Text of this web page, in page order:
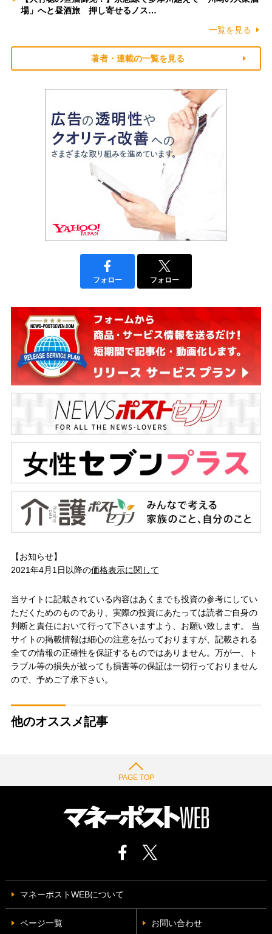
場」へと昼酒旅 押し寄せるノス…
一覧を見る
著者・連載の一覧を見る
フォロー フォロー
【お知らせ】
2021年4月1日以降の価格表示に関して
当サイトに記載されている内容はあくまでも投資の参考にしてい
ただくためのものであり、実際の投資にあたっては読者ご自身の
判断と責任において行って下さいますよう、お願い致します。 当
サイトの掲載情報は細心の注意を払っておりますが、記載される
全ての情報の正確性を保証するものではありません。万が一、ト
ラブル等の損失が被っても損害等の保証は一切行っておりません
ので、予めご了承下さい。
他のオススメ記事
PAGE TOP
マネーポストWEBについて
ページ一覧 お問い合わせ